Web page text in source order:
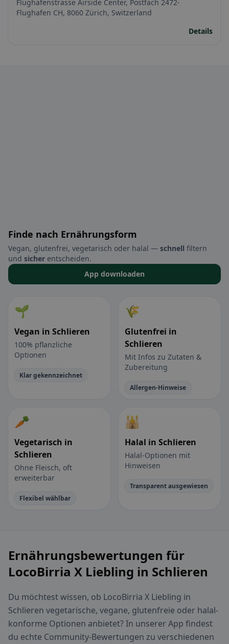
Flughafenstrasse Airside Center, Postfach 2472-
Flughafen CH, 8060 Zürich, Switzerland
Details
Finde nach Ernährungsform
Vegan, glutenfrei, vegetarisch oder halal — schnell filtern
und sicher entscheiden.
App downloaden
🌱
Vegan in Schlieren
100% pflanzliche
Optionen
Klar gekennzeichnet
🌾
Glutenfrei in
Schlieren
Mit Infos zu Zutaten &
Zubereitung
Allergen-Hinweise
🥕
Vegetarisch in
Schlieren
Ohne Fleisch, oft
erweiterbar
Flexibel wählbar
🕌
Halal in Schlieren
Halal-Optionen mit
Hinweisen
Transparent ausgewiesen
Ernährungsbewertungen für
LocoBirria X Liebling in Schlieren
Du möchtest wissen, ob LocoBirria X Liebling in
Schlieren vegetarische, vegane, glutenfreie oder halal-
konforme Optionen anbietet? In unserer App findest
du echte Community-Bewertungen zu verschiedenen